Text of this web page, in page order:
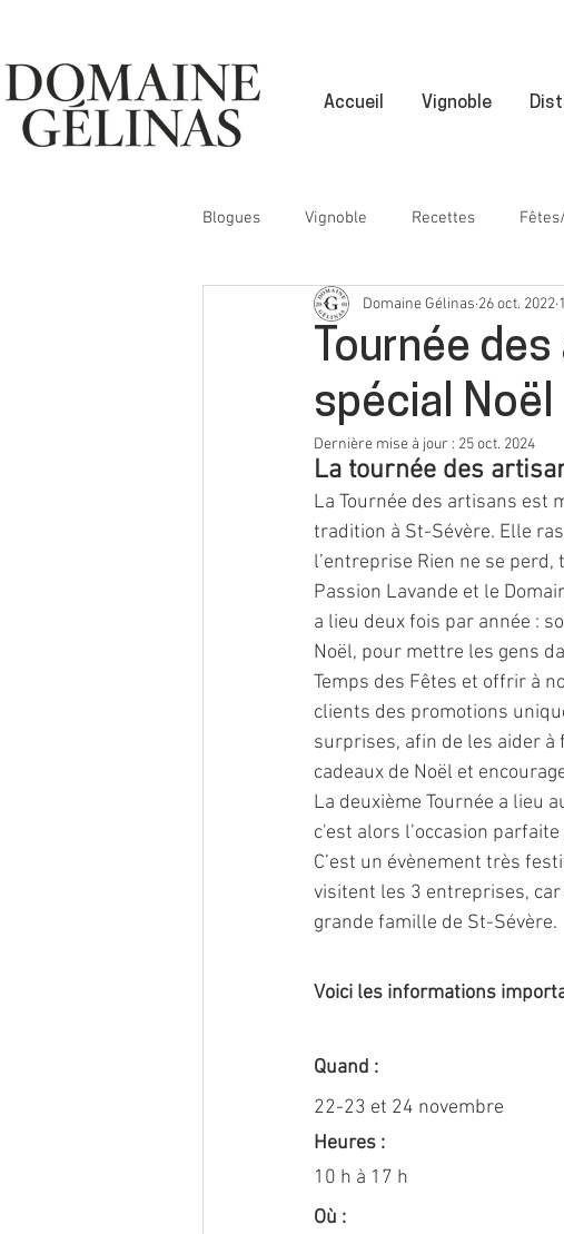
Accueil Vignoble
Blogues Vignoble Recettes
Tournée
spécial Noël
Domaine Gélinas 26 oct. 2022
Dernière mise à jour : 25 oct. 2024
La tournée des
La Tournée des artisans est
tradition à St-Sévère. Elle
l’entreprise Rien ne se perd,
Passion Lavande et le
a lieu deux fois par année :
Noël, pour mettre les gens
Temps des Fêtes et offrir à
clients des promotions
surprises, afin de les aider à
cadeaux de Noël et
La deuxième Tournée a lieu
c'est alors l’occasion
C’est un évènement très
visitent les 3 entreprises,
grande famille de St-Sévère.
Voici les informations
Quand :
22-23 et 24 novembre
Heures :
10 h à 17 h
Où :